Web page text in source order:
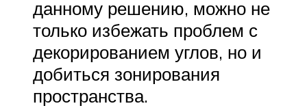
данному решению, можно не
только избежать проблем с
декорированием углов, но и
добиться зонирования
пространства.